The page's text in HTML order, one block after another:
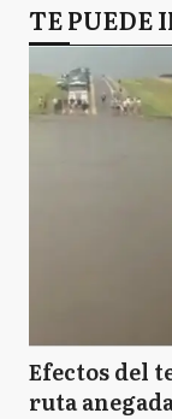
TE PUEDE
Efectos del
ruta